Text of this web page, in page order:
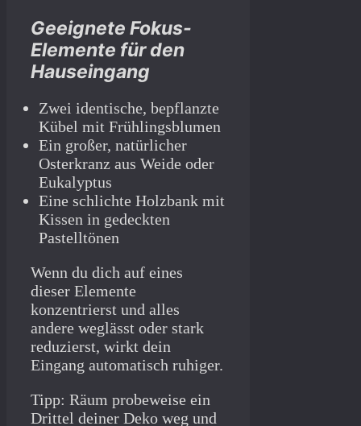
Geeignete Fokus-
Elemente für den
Hauseingang
Zwei identische, bepflanzte
Kübel mit Frühlingsblumen
Ein großer, natürlicher
Osterkranz aus Weide oder
Eukalyptus
Eine schlichte Holzbank mit
Kissen in gedeckten
Pastelltönen
Wenn du dich auf eines
dieser Elemente
konzentrierst und alles
andere weglässt oder stark
reduzierst, wirkt dein
Eingang automatisch ruhiger.
Tipp: Räum probeweise ein
Drittel deiner Deko weg und